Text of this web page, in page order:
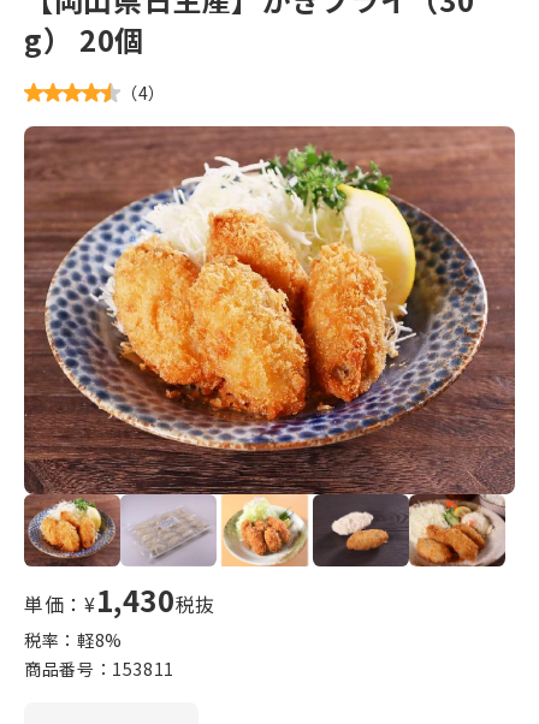
g） 20個
（4）
単価：¥1,430税抜
税率：軽8%
商品番号： 153811